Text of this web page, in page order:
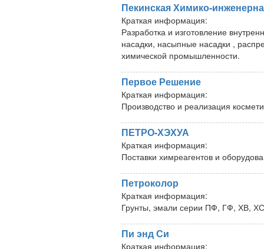
Пекинская Химико-
Краткая информация:
Разработка и изготовление
насадки, насыпные насадки ,
химической промышленности.
Первое Решение
Краткая информация:
Производство и реализация
ПЕТРО-ХЭХУА
Краткая информация:
Поставки химреагентов и
Петроколор
Краткая информация:
Грунты, эмали серии ПФ, ГФ, ХВ,
Пи энд Си
Краткая информация: